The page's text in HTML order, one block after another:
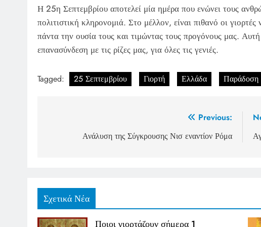
Η 25η Σεπτεμβρίου αποτελεί μία ημέρα που ενώνει τους
πολιτιστική κληρονομιά. Στο μέλλον, είναι πιθανό οι
πάντα την ουσία τους και τιμώντας τους προγόνους μας.
επανασύνδεση με τις ρίζες μας, για όλες τις γενιές.
Tagged: 25 Σεπτεμβρίου Γιορτή Ελλάδα Παράδοση
navigation
Previous:
Ανάλυση της Σύγκρουσης Νισ εναντίον Ρόμα
Σχετικά Νέα
Ποιοι γιορτάζουν σήμερα 1